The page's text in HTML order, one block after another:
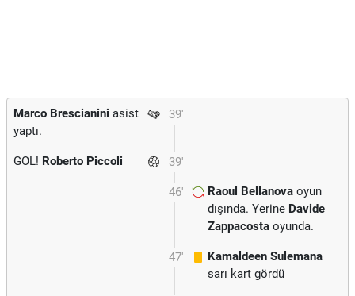
39'
Marco Brescianini asist
yaptı.
39'
GOL! Roberto Piccoli
46' Raoul Bellanova oyun
dışında. Yerine Davide
Zappacosta oyunda.
47'
Kamaldeen Sulemana
sarı kart gördü